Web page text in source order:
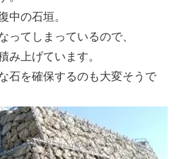
中の石垣。
ってしまっているので、
み上げています。
石を確保するのも大変そうで